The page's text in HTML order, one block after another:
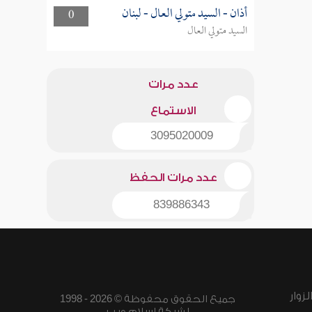
0
أذان - السيد متولي العال - لبنان
السيد متولي العال
عدد مرات
الاستماع
3095020009
عدد مرات الحفظ
839886343
جميع الحقوق محفوظة © 2026 - 1998